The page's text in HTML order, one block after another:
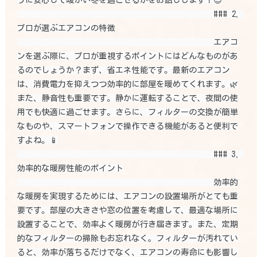
プロが選ぶエアコンの特徴
ンを選ぶ際に、プロが重視するポイントにはどんなものがあ
るのでしょうか？まず、省エネ性能です。最新のエアコン
は、消費電力を抑えつつ効率的に部屋を暖めてくれます。🌿
また、静音性も重要です。静かに運転することで、夜間の使
用でも快適に過ごせます。さらに、フィルターの交換が簡単
なものや、スマートフォンで操作できる機能があると便利で
すよね。📱
効率的な暖房性能のポイント
な暖房を実現するためには、エアコンの設置場所がとても重
要です。部屋の大きさや窓の位置を考慮して、最適な場所に
設置することで、効率よく暖房が行き届きます。また、定期
的なフィルターの掃除もお忘れなく。フィルターが汚れてい
ると、効率が落ちるだけでなく、エアコンの寿命にも影響し